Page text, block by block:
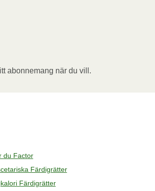
abonnemang när du vill.
du Factor
Färdigrätter
Färdigrätter